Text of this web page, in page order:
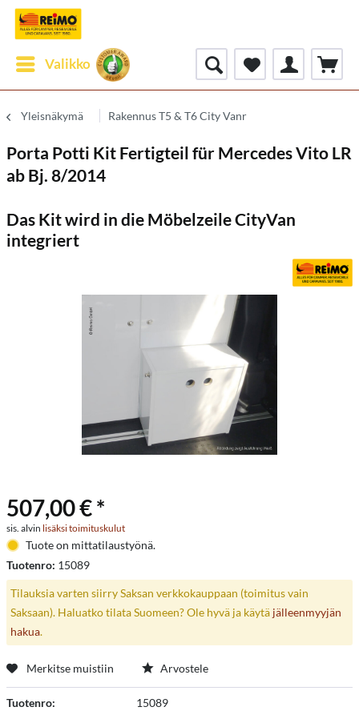
Valikko
Yleisnäkymä Rakennus T5 & T6 City Vanr
Porta Potti Kit Fertigteil für Mercedes Vito LR
ab Bj. 8/2014
Das Kit wird in die Möbelzeile CityVan
integriert
507,00 € *
sis. alvin lisäksi toimituskulut
Tuote on mittatilaustyönä.
Tuotenro: 15089
Tilauksia varten siirry Saksan verkkokauppaan (toimitus vain
Saksaan). Haluatko tilata Suomeen? Ole hyvä ja käytä jälleenmyyjän
hakua.
Merkitse muistiin Arvostele
Tuotenro: 15089